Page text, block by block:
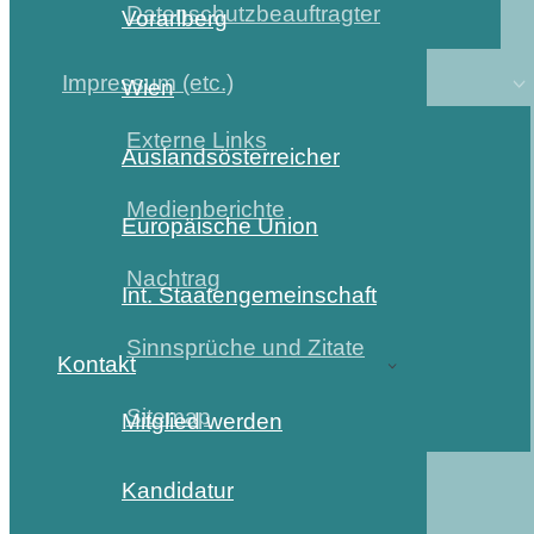
Datenschutzbeauftragter
Impressum (etc.)
Externe Links
Medienberichte
Nachtrag
Sinnsprüche und Zitate
Sitemap
Vorarlberg
Wien
Auslandsösterreicher
Europäische Union
Int. Staatengemeinschaft
Kontakt
Mitglied werden
Kandidatur